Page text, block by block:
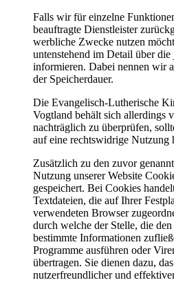
Falls wir für einzelne
beauftragte Dienstleister
werbliche Zwecke nutzen
untenstehend im Detail über
informieren. Dabei nennen wir
der Speicherdauer.
Die Evangelisch-Lutherische
Vogtland behält sich allerdings
nachträglich zu überprüfen,
auf eine rechtswidrige Nutzung
Zusätzlich zu den zuvor
Nutzung unserer Website
gespeichert. Bei Cookies
Textdateien, die auf Ihrer
verwendeten Browser
durch welche der Stelle, die
bestimmte Informationen
Programme ausführen oder
übertragen. Sie dienen dazu,
nutzerfreundlicher und